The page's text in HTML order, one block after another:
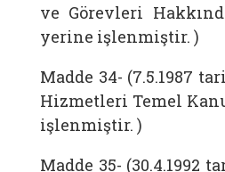
ve Görevleri
yerine işlenmiştir. )
Madde 34- (7.5.1987
Hizmetleri Temel
işlenmiştir. )
Madde 35- (30.4.1992